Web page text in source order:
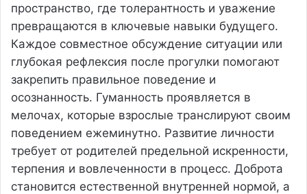
пространство, где толерантность и уважение
превращаются в ключевые навыки будущего.
Каждое совместное обсуждение ситуации или
глубокая рефлексия после прогулки помогают
закрепить правильное поведение и
осознанность. Гуманность проявляется в
мелочах, которые взрослые транслируют своим
поведением ежеминутно. Развитие личности
требует от родителей предельной искренности,
терпения и вовлеченности в процесс. Доброта
становится естественной внутренней нормой, а